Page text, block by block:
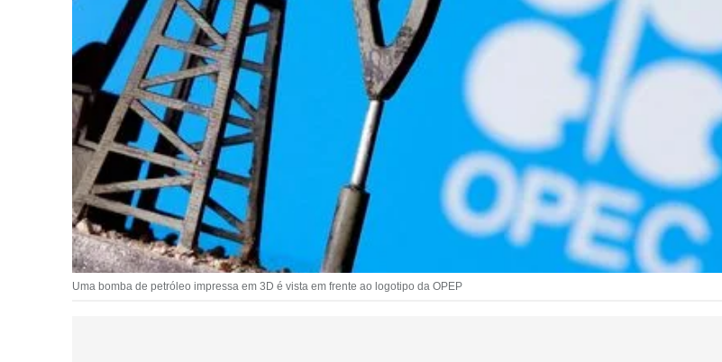
Uma bomba de petróleo impressa em 3D é vista em frente ao logotipo da OPEP